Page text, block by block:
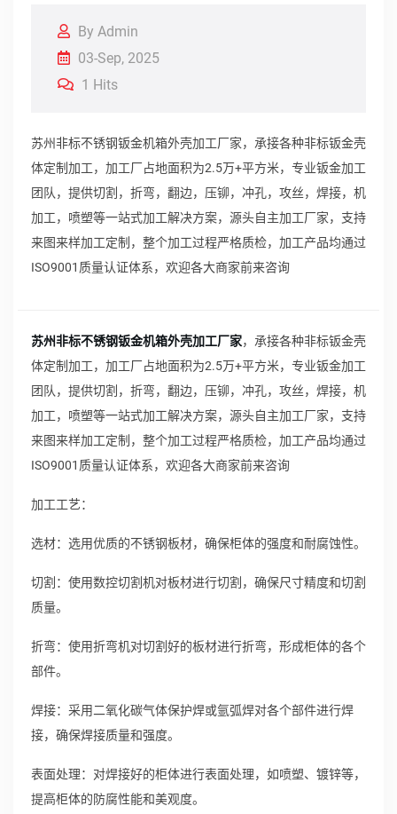
By Admin
03-Sep, 2025
1 Hits
苏州非标不锈钢钣金机箱外壳加工厂家，承接各种非标钣金壳
体定制加工，加工厂占地面积为2.5万+平方米，专业钣金加工
团队，提供切割，折弯，翻边，压铆，冲孔，攻丝，焊接，机
加工，喷塑等一站式加工解决方案，源头自主加工厂家，支持
来图来样加工定制，整个加工过程严格质检，加工产品均通过
ISO9001质量认证体系，欢迎各大商家前来咨询
苏州非标不锈钢钣金机箱外壳加工厂家，承接各种非标钣金壳
体定制加工，加工厂占地面积为2.5万+平方米，专业钣金加工
团队，提供切割，折弯，翻边，压铆，冲孔，攻丝，焊接，机
加工，喷塑等一站式加工解决方案，源头自主加工厂家，支持
来图来样加工定制，整个加工过程严格质检，加工产品均通过
ISO9001质量认证体系，欢迎各大商家前来咨询
加工工艺：
选材：选用优质的不锈钢板材，确保柜体的强度和耐腐蚀性。
切割：使用数控切割机对板材进行切割，确保尺寸精度和切割
质量。
折弯：使用折弯机对切割好的板材进行折弯，形成柜体的各个
部件。
焊接：采用二氧化碳气体保护焊或氩弧焊对各个部件进行焊
接，确保焊接质量和强度。
表面处理：对焊接好的柜体进行表面处理，如喷塑、镀锌等，
提高柜体的防腐性能和美观度。